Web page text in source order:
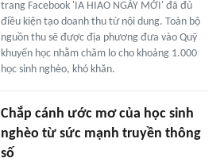
trang Facebook 'IA HIAO NGÀY MỚI' đã đủ
điều kiện tạo doanh thu từ nội dung. Toàn bộ
nguồn thu sẽ được địa phương đưa vào Quỹ
khuyến học nhằm chăm lo cho khoảng 1.000
học sinh nghèo, khó khăn.
Chắp cánh ước mơ của học sinh
nghèo từ sức mạnh truyền thông
số